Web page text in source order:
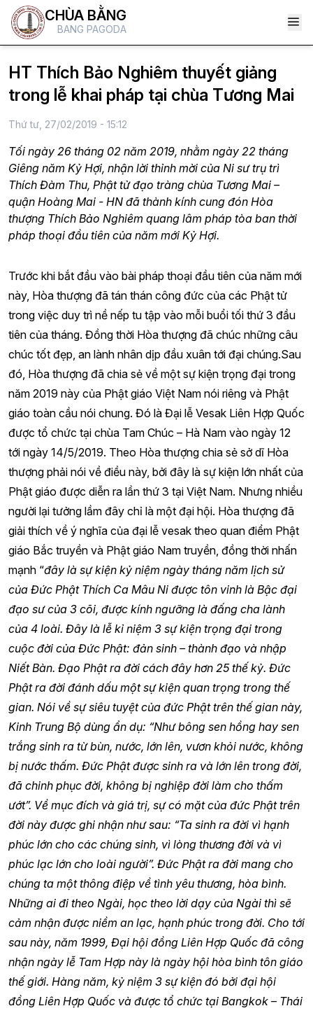
CHÙA BẰNG
BANG PAGODA
HT Thích Bảo Nghiêm thuyết giảng
trong lễ khai pháp tại chùa Tương Mai
Thứ tư, 27/02/2019 - 15:12
Tối ngày 26 tháng 02 năm 2019, nhằm ngày 22 tháng
Giêng năm Kỷ Hợi, nhận lời thỉnh mời của Ni sư trụ trì
Thích Đàm Thu, Phật tử đạo tràng chùa Tương Mai –
quận Hoàng Mai - HN đã thành kính cung đón Hòa
thượng Thích Bảo Nghiêm quang lâm pháp tòa ban thời
pháp thoại đầu tiên của năm mới Kỷ Hợi.
Trước khi bắt đầu vào bài pháp thoại đầu tiên của năm mới
này, Hòa thượng đã tán thán công đức của các Phật tử
trong việc duy trì nề nếp tu tập vào mỗi buổi tối thứ 3 đầu
tiên của tháng. Đồng thời Hòa thượng đã chúc những câu
chúc tốt đẹp, an lành nhân dịp đầu xuân tới đại chúng.Sau
đó, Hòa thượng đã chia sẻ về một sự kiện trọng đại trong
năm 2019 này của Phật giáo Việt Nam nói riêng và Phật
giáo toàn cầu nói chung. Đó là Đại lễ Vesak Liên Hợp Quốc
được tổ chức tại chùa Tam Chúc – Hà Nam vào ngày 12
tới ngày 14/5/2019. Theo Hòa thượng chia sẻ sở dĩ Hòa
thượng phải nói về điều này, bởi đây là sự kiện lớn nhất của
Phật giáo được diễn ra lần thứ 3 tại Việt Nam. Nhưng nhiều
người lại tưởng lầm đây chỉ là một đại hội. Hòa thượng đã
giải thích về ý nghĩa của đại lễ vesak theo quan điểm Phật
giáo Bắc truyền và Phật giáo Nam truyền, đồng thời nhấn
mạnh “đây là sự kiện kỷ niệm ngày tháng năm lịch sử
của Đức Phật Thích Ca Mâu Ni được tôn vinh là Bậc đại
đạo sư của 3 cõi, được kính ngưỡng là đấng cha lành
của 4 loài. Đây là lễ kỉ niệm 3 sự kiện trọng đại trong
cuộc đời của Đức Phật: đản sinh – thành đạo và nhập
Niết Bàn. Đạo Phật ra đời cách đây hơn 25 thế kỷ. Đức
Phật ra đời đánh dấu một sự kiện quan trọng trong thế
gian. Nói về sự siêu tuyệt của đức Phật trên thế gian này,
Kinh Trung Bộ dùng ẩn dụ: “Như bông sen hồng hay sen
trắng sinh ra từ bùn, nước, lớn lên, vươn khỏi nước, không
bị nước thấm. Đức Phật được sinh ra và lớn lên trong đời,
đã chinh phục đời, không bị nghiệp đời làm cho thấm
ướt”. Về mục đích và giá trị, sự có mặt của đức Phật trên
đời này được ghi nhận như sau: “Ta sinh ra đời vì hạnh
phúc lớn cho các chúng sinh, vì lòng thương đời và vì
phúc lạc lớn cho loài người”. Đức Phật ra đời mang cho
chúng ta một thông điệp về tình yêu thương, hòa bình.
Những ai đi theo Ngài, học theo lời dạy của Ngài thì sẽ
cảm nhận được niềm an lạc, hạnh phúc trong đời. Cho tới
sau này, năm 1999, Đại hội đồng Liên Hợp Quốc đã công
nhận ngày lễ Tam Hợp này là ngày hội hòa bình tôn giáo
thế giới. Hàng năm, kỷ niệm 3 sự kiện đó bởi đại hội
đồng Liên Hợp Quốc và được tổ chức tại Bangkok – Thái